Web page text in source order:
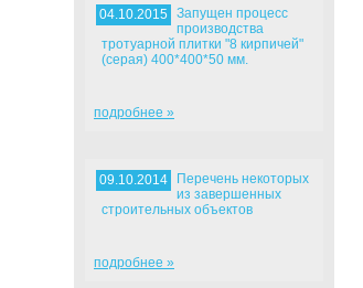
04.10.2015
Запущен процесс
производства
тротуарной плитки "8 кирпичей"
(серая) 400*400*50 мм.
подробнее »
09.10.2014
Перечень некоторых
из завершенных
строительных объектов
подробнее »